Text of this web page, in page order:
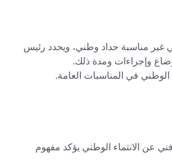
غير مناسبة حداد وطني، ويحدد رئيس
وإجراءات ومدة ذلك.
في المناسبات العامة.
عن الانتماء الوطني يؤكد مفهوم